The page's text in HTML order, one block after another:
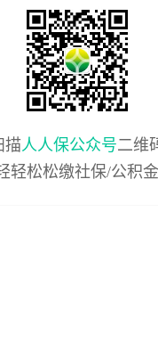
描人人保公众号二维
轻松松缴社保/公积金